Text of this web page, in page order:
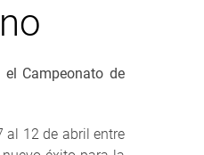
Campeonato de
al 12 de abril entre